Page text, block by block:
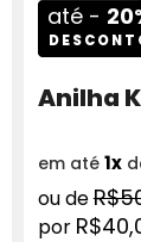
até -
Anilha
em até 1x